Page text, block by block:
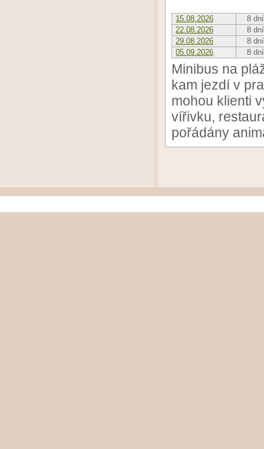
15.08.2026
8 dní
22.08.2026
8 dní
29.08.2026
8 dní
05.09.2026
8 dní
Minibus na
kam jezdí v
mohou klienti
vířivku,
pořádány